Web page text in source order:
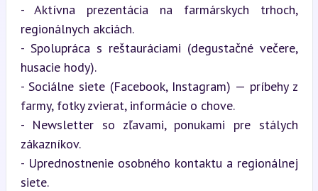
- Aktívna prezentácia na farmárskych trhoch,
regionálnych akciách.
- Spolupráca s reštauráciami (degustačné večere,
husacie hody).
- Sociálne siete (Facebook, Instagram) — príbehy z
farmy, fotky zvierat, informácie o chove.
- Newsletter so zľavami, ponukami pre stálych
zákazníkov.
- Uprednostnenie osobného kontaktu a regionálnej
siete.